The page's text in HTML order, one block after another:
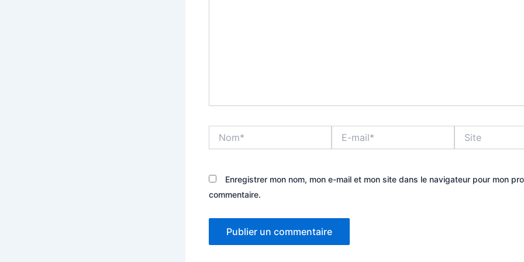
mail*
Enregistrer mon nom, mon e-mail et mon site dans le navigateur pour mon
commentaire.